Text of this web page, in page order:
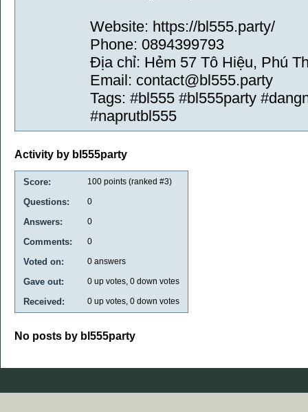
Website: https://bl555.party/
Phone: 0894399793
Địa chỉ: Hẻm 57 Tô Hiệu, Phú
Email: contact@bl555.party
Tags: #bl555 #bl555party
#naprutbl555
Activity by bl555party
Score: 100 points (ranked #3)
Questions: 0
Answers: 0
Comments: 0
Voted on: 0 answers
Gave out: 0 up votes, 0 down votes
Received: 0 up votes, 0 down votes
No posts by bl555party